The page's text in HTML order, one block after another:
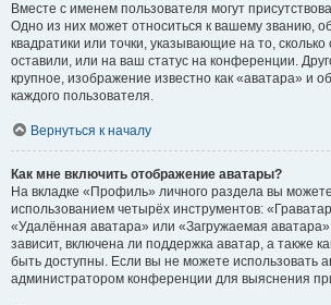
Вместе с именем пользователя могут
Одно из них может относиться к вашему званию,
квадратики или точки, указывающие на то,
оставили, или на ваш статус на конференции.
крупное, изображение известно как «аватара» и
каждого пользователя.
Вернуться к началу
Как мне включить отображение аватары?
На вкладке «Профиль» личного раздела вы
использованием четырёх инструментов:
«Удалённая аватара» или «Загружаемая
зависит, включена ли поддержка аватар, а также
быть доступны. Если вы не можете использовать
администратором конференции для выяснения